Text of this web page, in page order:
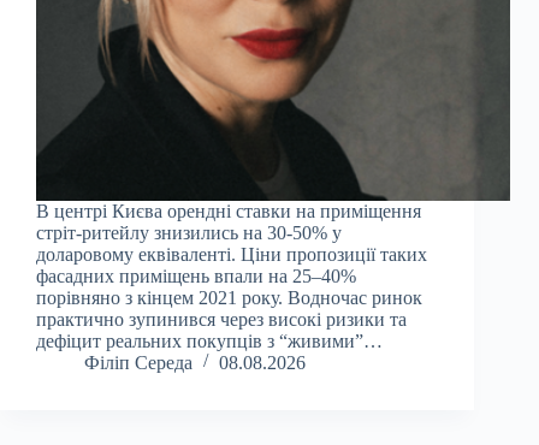
В центрі Києва орендні ставки на приміщення
стріт-ритейлу знизились на 30-50% у
доларовому еквіваленті. Ціни пропозиції таких
фасадних приміщень впали на 25–40%
порівняно з кінцем 2021 року. Водночас ринок
практично зупинився через високі ризики та
дефіцит реальних покупців з “живими”…
Філіп Середа
08.08.2026